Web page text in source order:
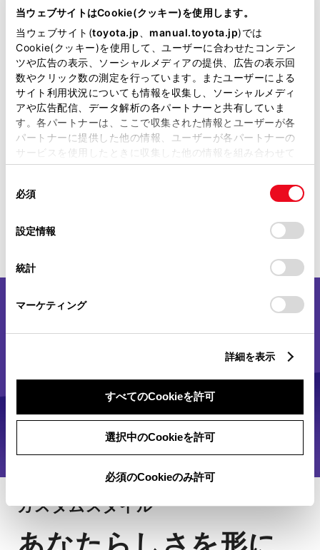
当ウェブサイトはCookie(クッキー)を使用します。
当ウェブサイト(toyota.jp manual.toyota.jp)では
Cookie(クッキー)を使用して、ユーザーに合わせたコンテン
ツや広告の表示、ソーシャルメディアの提供、広告の表示回
数やクリック数の測定を行っています。またユーザーによる
サイト利用状況についても情報を収集し、ソーシャルメディ
アや広告配信、データ解析の各パートナーと共有していま
す。各パートナーは、ここで収集された情報とユーザーが各
パートナーに提供した他の情報、ユーザーが各パートナーの
サービスを使用したときに収集した他の情報を組み合わせて
使用することがあります。当ウェブサイトの使用を続行する
デバイスにすべてのCookie(クッキー)が保存されることに同
意したことになります。Cookie(クッキー)のオプトアウト、
設定の変更、同意を撤回したりするにあたっては、当社の
「Cookie（クッキー）情報の取り扱いについて
」をご覧くだ
必須
設定情報
統計
マーケティング
詳細を表示
すべてのCookieを許可
選択中のCookieを許可
必須のCookieのみ許可
で、ナビ案内や音楽再
生も快適に。
ディスプレイオーディオとスマート
フォンを接続するだけで、いつもの
地図アプリやプレイリストが大画面
カスタムスタイル